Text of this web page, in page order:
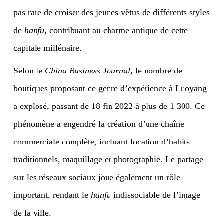
pas rare de croiser des jeunes vêtus de différents styles
de hanfu, contribuant au charme antique de cette
capitale millénaire.
Selon le China Business Journal, le nombre de
boutiques proposant ce genre d’expérience à Luoyang
a explosé, passant de 18 fin 2022 à plus de 1 300. Ce
phénomène a engendré la création d’une chaîne
commerciale complète, incluant location d’habits
traditionnels, maquillage et photographie. Le partage
sur les réseaux sociaux joue également un rôle
important, rendant le hanfu indissociable de l’image
de la ville.